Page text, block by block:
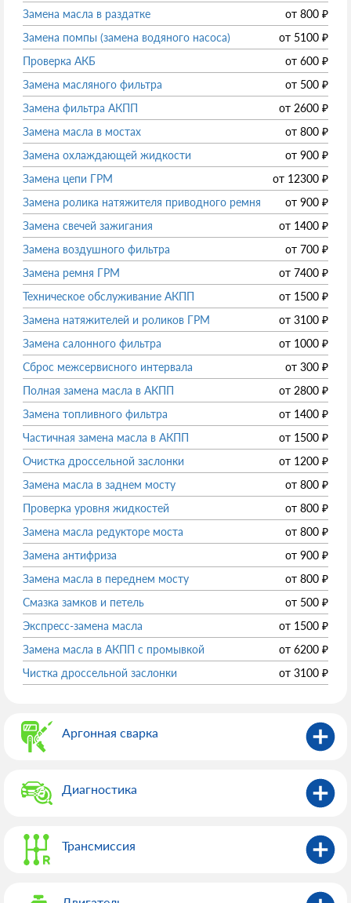
Замена масла в раздатке
от 800 ₽
Замена помпы (замена водяного насоса)
от 5100 ₽
Проверка АКБ
от 600 ₽
Замена масляного фильтра
от 500 ₽
Замена фильтра АКПП
от 2600 ₽
Замена масла в мостах
от 800 ₽
Замена охлаждающей жидкости
от 900 ₽
Замена цепи ГРМ
от 12300 ₽
Замена ролика натяжителя приводного ремня
от 900 ₽
Замена свечей зажигания
от 1400 ₽
Замена воздушного фильтра
от 700 ₽
Замена ремня ГРМ
от 7400 ₽
Техническое обслуживание АКПП
от 1500 ₽
Замена натяжителей и роликов ГРМ
от 3100 ₽
Замена салонного фильтра
от 1000 ₽
Сброс межсервисного интервала
от 300 ₽
Полная замена масла в АКПП
от 2800 ₽
Замена топливного фильтра
от 1400 ₽
Частичная замена масла в АКПП
от 1500 ₽
Очистка дроссельной заслонки
от 1200 ₽
Замена масла в заднем мосту
от 800 ₽
Проверка уровня жидкостей
от 800 ₽
Замена масла редукторе моста
от 800 ₽
Замена антифриза
от 900 ₽
Замена масла в переднем мосту
от 800 ₽
Смазка замков и петель
от 500 ₽
Экспресс-замена масла
от 1500 ₽
Замена масла в АКПП с промывкой
от 6200 ₽
Чистка дроссельной заслонки
от 3100 ₽
Аргонная сварка
Диагностика
Трансмиссия